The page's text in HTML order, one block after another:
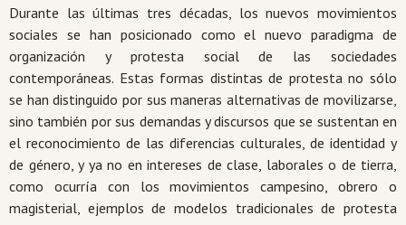
Durante las últimas tres décadas, los nuevos movimientos
sociales se han posicio­nado como el nuevo paradigma de
organización y protesta social de las socie­dades
contemporáneas. Estas formas distintas de protesta no sólo
se han dis­tinguido por sus maneras alternativas de movilizarse,
sino también por sus demandas y discursos que se sustentan en
el reconocimiento de las diferencias culturales, de iden­tidad y
de género, y ya no en intereses de clase, laborales o de tierra,
como ocurría con los movimientos campesino, obrero o
magisterial, ejemplos de modelos tradicionales de protesta